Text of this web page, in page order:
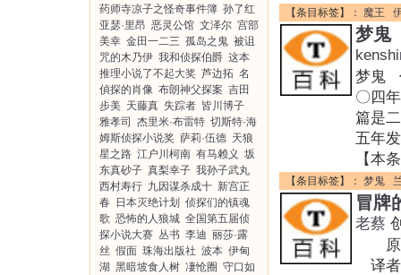
药师寺凉子之怪奇事件簿 孙了红
亚瑟·里昂 恶灵公馆 文泽尔 宫部
美幸 金田一二三 孤岛之鬼 被诅
咒的木乃伊 我和侦探伯爵 这本
推理小说了不起大奖 芦边拓 名
偵探的肖像 布朗神父探案 吉田
步美 天藤真 失踪者 皆川博子
雅孝司
杰里米·布雷特 切斯特·海
姆斯侦探小说奖 萨莉·伍德 天狼
星之路 江户川柯南 有马赖义 坂
东真砂子 真梨幸子 我孙子武丸
西村寿行 九因谋杀成十 新宫正
春 日本灭绝计划
侦探们的镇魂
歌 恐怖的人狼城 全国第五届侦
探小说大赛 丛书 李迪 丽莎·露
丝 假面 珠海出版社 波本 伊甸
湖 黑暗坡食人树 凄怆圈 守口如
【条目标签】： 魔王
梦鬼
梦鬼
〇四
篇是
五年
【本
【条目标签】： 梦鬼
冒牌
老蔡
原
译